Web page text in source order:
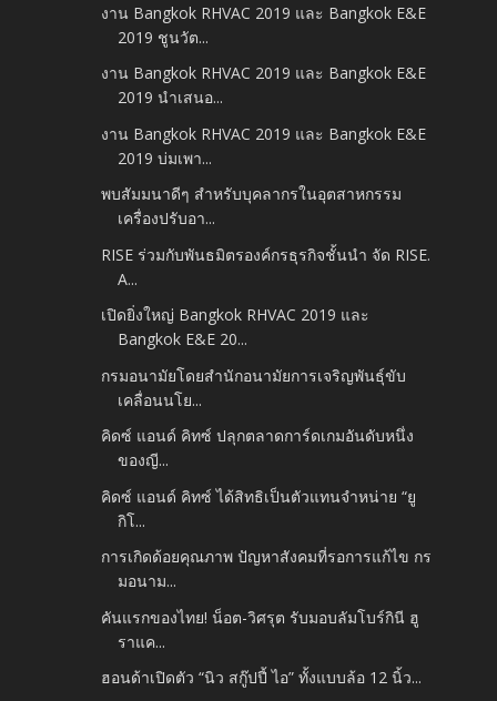
งาน Bangkok RHVAC 2019 และ Bangkok E&E
2019 ชูนวัต...
งาน Bangkok RHVAC 2019 และ Bangkok E&E
2019 นำเสนอ...
งาน Bangkok RHVAC 2019 และ Bangkok E&E
2019 บ่มเพา...
พบสัมมนาดีๆ สำหรับบุคลากรในอุตสาหกรรม
เครื่องปรับอา...
RISE ร่วมกับพันธมิตรองค์กรธุรกิจชั้นนำ จัด RISE.
A...
เปิดยิ่งใหญ่ Bangkok RHVAC 2019 และ
Bangkok E&E 20...
กรมอนามัยโดยสำนักอนามัยการเจริญพันธุ์ขับ
เคลื่อนนโย...
คิดซ์ แอนด์ คิทซ์ ปลุกตลาดการ์ดเกมอันดับหนึ่ง
ของญี...
คิดซ์ แอนด์ คิทซ์ ได้สิทธิเป็นตัวแทนจำหน่าย “ยู
กิโ...
การเกิดด้อยคุณภาพ ปัญหาสังคมที่รอการแก้ไข กร
มอนาม...
คันแรกของไทย! น็อต-วิศรุต รับมอบลัมโบร์กินี ฮู
ราแค...
ฮอนด้าเปิดตัว “นิว สกู๊ปปี้ ไอ” ทั้งแบบล้อ 12 นิ้ว...